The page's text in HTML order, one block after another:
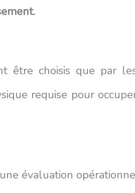
être choisis que par
requise pour
évaluation